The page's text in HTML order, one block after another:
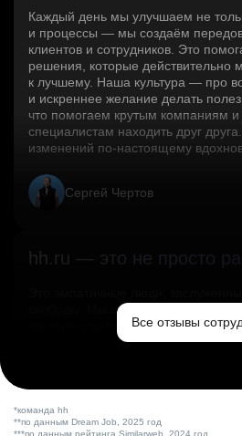
Каждый день мы улучшаем не
и процессы — мы создаём
клиентов и сотрудников. Это
решения, которые действительно
к лучшему. Наша культура — про
и искреннее желание делать
что помогаем крутым компаниям
специалистам находить друг
изменений по‑настоящему
Сергей Чертов
hh.ru — это не просто
свободы. Мы помогаем миру и
по поиску работы в стране.
Все отзывы
*команда hh
**по данным Dream Job, 2025 год
***по данным рейтинга Similarweb, 2024 год